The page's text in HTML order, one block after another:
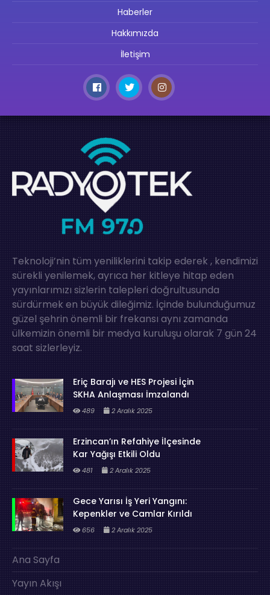
Haberler
Hakkımızda
İletişim
Teknoloji’nin tüm yeniliklerini takip ederek , kendimizi
sürekli yenilemek, ayrıca her kitleye hitap eden
yayınlarımızı sizlerin talepleri doğrultusunda
sürdürmek en büyük dileğimiz. İçinde bulunduğumuz
güzel şehrin önemli bir frekansı aynı zamanda
ülkemizin önemli bir medya kuruluşu olarak 7 gün 24
saat sizlerleyiz.
Eriç Barajı ve HES Projesi İçin
SKHA Anlaşması İmzalandı
489 2 Aralık 2025
Erzincan’ın Refahiye İlçesinde
Kar Yağışı Etkili Oldu
481 2 Aralık 2025
Gece Yarısı İş Yeri Yangını:
Kepenkler ve Camlar Kırıldı
656 2 Aralık 2025
Ana Sayfa
Yayın Akışı